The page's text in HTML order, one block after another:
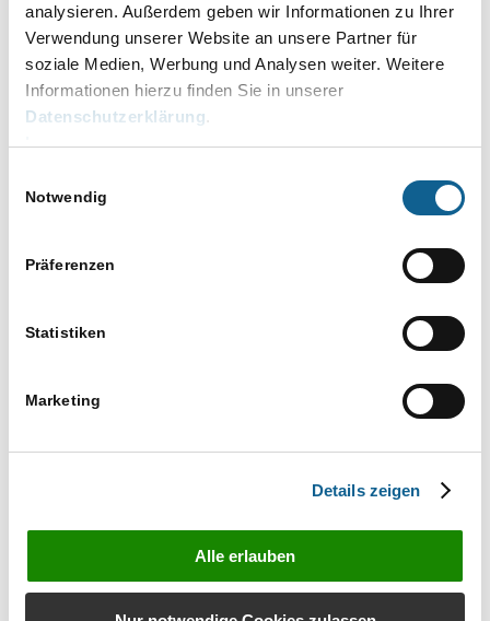
analysieren. Außerdem geben wir Informationen zu Ihrer
Verwendung unserer Website an unsere Partner für
soziale Medien, Werbung und Analysen weiter. Weitere
Informationen hierzu finden Sie in unserer
Datenschutzerklärung.
Impressum
Notwendig
Präferenzen
Statistiken
Marketing
Details zeigen
Alle erlauben
Um die besten Suchergebnisse zu erhalten,
beachten Sie bitte folgende Hinweise:
Überprüfen Sie die Rechtschreibung sorgfaltig
Versuchen Sie es mit einem ähnlichen
Verwenden Sie mehr als einen Suchbegriff
Bestellen Sie unverbindlich das Infomaterial zu